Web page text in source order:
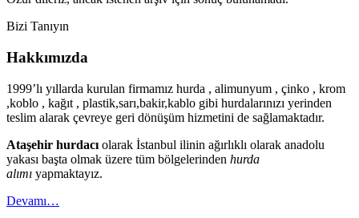
Bizi Tanıyın
Hakkımızda
1999’lı yıllarda kurulan firmamız hurda , alimunyum , çinko , krom
,koblo , kağıt , plastik,sarı,bakir,kablo gibi hurdalarınızı yerinden
teslim alarak çevreye geri dönüşüm hizmetini de sağlamaktadır.
Ataşehir hurdacı olarak İstanbul ilinin ağırlıklı olarak anadolu
yakası başta olmak üzere tüm bölgelerinden hurda
alımı yapmaktayız.
Devamı…